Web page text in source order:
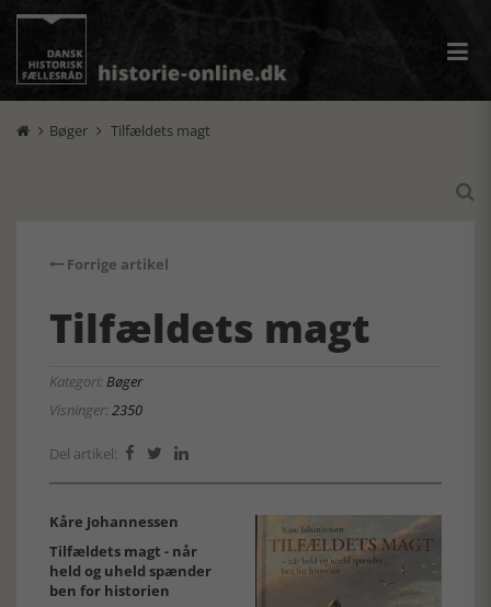
 Bøger  Tilfældets magt

Forrige artikel
Tilfældets magt
Kategori:Bøger
Visninger:2350
Del artikel:   
Kåre Johannessen
Tilfældets magt - når
held og uheld spænder
ben for historien